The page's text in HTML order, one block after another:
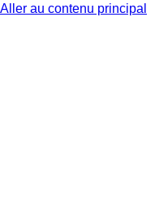
Aller au contenu principal